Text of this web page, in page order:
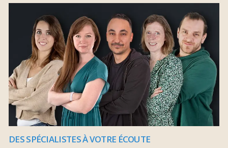
DES SPÉCIALISTES À VOTRE ÉCOUTE